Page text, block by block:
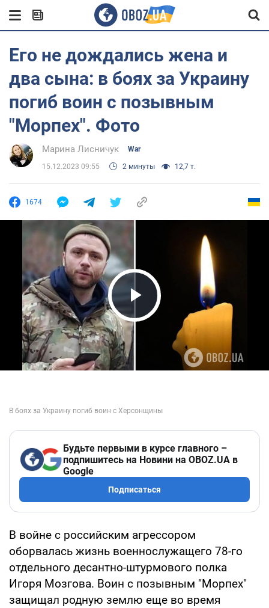
Его не дождались жена и
два сына: в боях за Украину
погиб воин с позывным
"Морпех". Фото
Марина Лисничук War
15.12.2023 09:55 2 минуты 12,7 т.
1674
Play Video
Будьте первыми в курсе главного –
подпишитесь на Новини на OBOZ.UA в
Google
Подписаться
В войне с российским агрессором
оборвалась жизнь военнослужащего 78-го
отдельного десантно-штурмового полка
Игоря Мозгова. Воин с позывным "Морпех"
защищал родную землю еще во время